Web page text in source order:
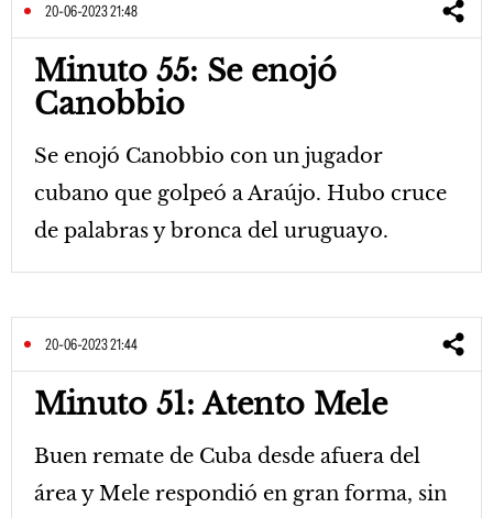
20-06-2023 21:48
Minuto 55: Se enojó
Canobbio
Se enojó Canobbio con un jugador
cubano que golpeó a Araújo. Hubo cruce
de palabras y bronca del uruguayo.
20-06-2023 21:44
Minuto 51: Atento Mele
Buen remate de Cuba desde afuera del
área y Mele respondió en gran forma, sin